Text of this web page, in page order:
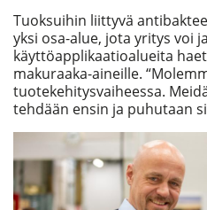
Tuoksuihin liittyvä
yksi osa-alue, jota yritys voi
käyttöapplikaatioalueita
makuraaka-aineille.
tuotekehitysvaiheessa.
tehdään ensin ja puhutaan